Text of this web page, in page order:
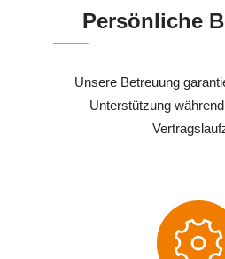
Persönliche
Unsere Betreuung
Unterstützung